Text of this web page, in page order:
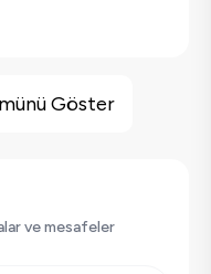
Göster
ve mesafeler